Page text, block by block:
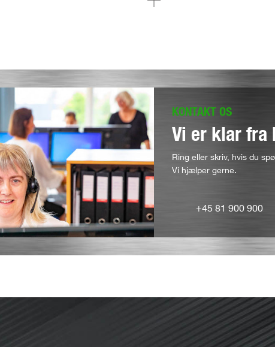
KONTAKT OS
Vi er klar fra
Ring eller skriv, hvis du
Vi hjælper gerne.
+45 81 900 900